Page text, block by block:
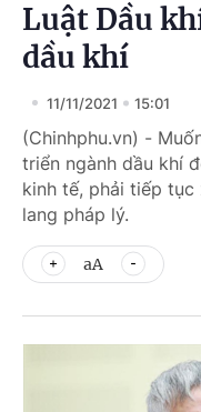
Luật Dầu
dầu khí
11/11/2021 15:01
(Chinhphu.vn) -
triển ngành dầu khí
kinh tế, phải tiếp tục
lang pháp lý.
aA